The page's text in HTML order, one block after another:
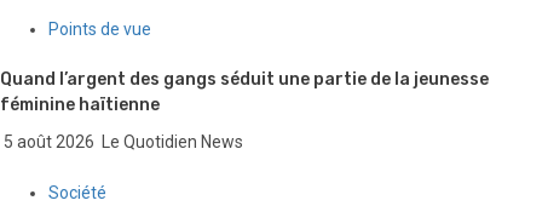
Points de vue
Quand l’argent des gangs séduit une partie de la jeunesse
féminine haïtienne
5 août 2026 Le Quotidien News
Société